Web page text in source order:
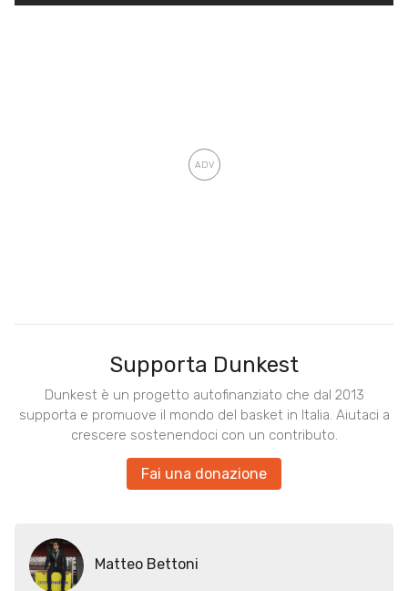
Supporta Dunkest
Dunkest è un progetto autofinanziato che dal 2013
supporta e promuove il mondo del basket in Italia. Aiutaci a
crescere sostenendoci con un contributo.
Fai una donazione
Matteo Bettoni